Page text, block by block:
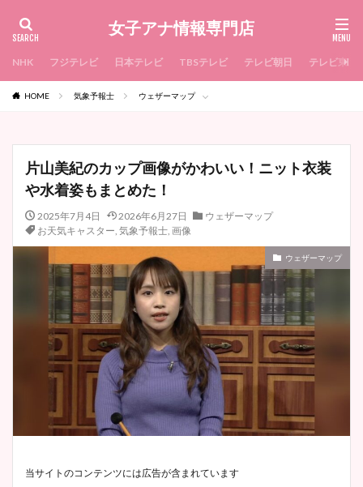
女子アナ情報専門店
NHK フジテレビ 日本テレビ TBSテレビ テレビ朝日 テレビ東京
HOME 気象予報士 ウェザーマップ
片山美紀のカップ画像がかわいい！ニット衣装
や水着姿もまとめた！
2025年7月4日 2026年6月27日
ウェザーマップ
お天気キャスター, 気象予報士, 画像
ウェザーマップ
当サイトのコンテンツには広告が含まれています